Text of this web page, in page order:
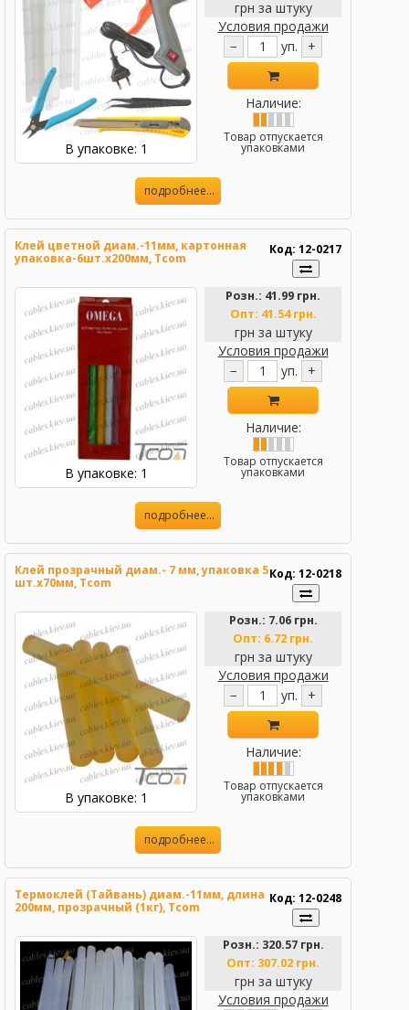
В упаковке: 1
грн за штуку
Условия продажи
−
уп. +
Наличие:
Товар отпускается
упаковками
подробнее...
Клей цветной диам.-11мм, картонная
упаковка-6шт.х200мм, Tcom
Код: 12-0217
В упаковке: 1
Розн.: 41.99 грн.
Опт: 41.54 грн.
грн за штуку
Условия продажи
−
уп. +
Наличие:
Товар отпускается
упаковками
подробнее...
Клей прозрачный диам.- 7 мм, упаковка 5
шт.х70мм, Tcom
Код: 12-0218
В упаковке: 1
Розн.: 7.06 грн.
Опт: 6.72 грн.
грн за штуку
Условия продажи
−
уп. +
Наличие:
Товар отпускается
упаковками
подробнее...
Термоклей (Тайвань) диам.-11мм, длина
200мм, прозрачный (1кг), Tcom
Код: 12-0248
Розн.: 320.57 грн.
Опт: 307.02 грн.
грн за штуку
Условия продажи